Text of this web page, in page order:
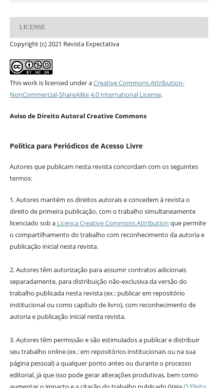
LICENSE
Copyright (c) 2021 Revista Expectativa
This work is licensed under aCreative Commons Attribution-
NonCommercial-ShareAlike 4.0 International License.
Aviso de Direito Autoral Creative Commons
Política para Periódicos de Acesso Livre
Autores que publicam nesta revista concordam com os seguintes
termos:
1. Autores mantém os direitos autorais e concedem à revista o
direito de primeira publicação, com o trabalho simultaneamente
licenciado sob aLicença Creative Commons Attribution que permite
o compartilhamento do trabalho com reconhecimento da autoria e
publicação inicial nesta revista.
2. Autores têm autorização para assumir contratos adicionais
separadamente, para distribuição não-exclusiva da versão do
trabalho publicada nesta revista (ex.: publicar em repositório
institucional ou como capítulo de livro), com reconhecimento de
autoria e publicação inicial nesta revista.
3. Autores têm permissão e são estimulados a publicar e distribuir
seu trabalho online (ex.: em repositórios institucionais ou na sua
página pessoal) a qualquer ponto antes ou durante o processo
editorial, já que isso pode gerar alterações produtivas, bem como